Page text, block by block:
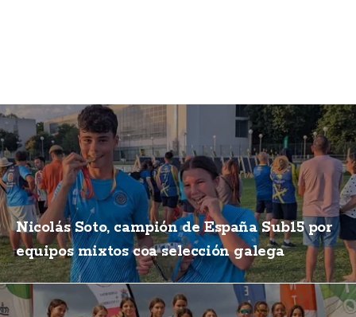
Nicolás Soto, campión de España Sub15 por
equipos mixtos coa selección galega